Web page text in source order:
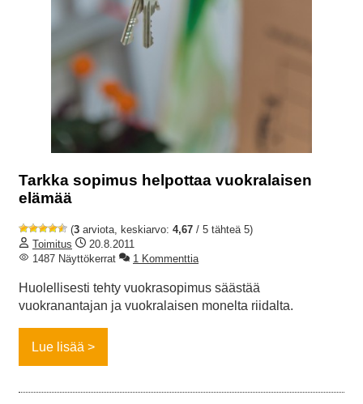
Tarkka sopimus helpottaa vuokralaisen
elämää
(3 arviota, keskiarvo: 4,67 / 5 tähteä 5)
Toimitus
20.8.2011
1487 Näyttökerrat
1 Kommenttia
Huolellisesti tehty vuokrasopimus säästää
vuokranantajan ja vuokralaisen monelta riidalta.
Lue lisää